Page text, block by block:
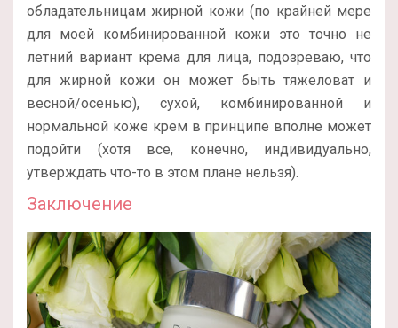
обладательницам жирной кожи (по крайней мере
для моей комбинированной кожи это точно не
летний вариант крема для лица, подозреваю, что
для жирной кожи он может быть тяжеловат и
весной/осенью), сухой, комбинированной и
нормальной коже крем в принципе вполне может
подойти (хотя все, конечно, индивидуально,
утверждать что-то в этом плане нельзя).
Заключение